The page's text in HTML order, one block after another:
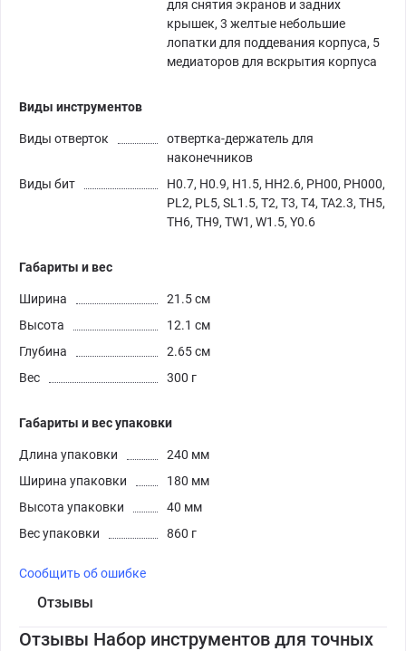
для снятия экранов и задних
крышек, 3 желтые небольшие
лопатки для поддевания корпуса, 5
медиаторов для вскрытия корпуса
Виды инструментов
Виды отверток
отвертка-держатель для
наконечников
Виды бит
H0.7, H0.9, H1.5, HH2.6, PH00, PH000,
PL2, PL5, SL1.5, T2, T3, T4, TA2.3, TH5,
TH6, TH9, TW1, W1.5, Y0.6
Габариты и вес
Ширина
21.5 см
Высота
12.1 см
Глубина
2.65 см
Вес
300 г
Габариты и вес упаковки
Длина упаковки
240 мм
Ширина упаковки
180 мм
Высота упаковки
40 мм
Вес упаковки
860 г
Сообщить об ошибке
Отзывы
Отзывы Набор инструментов для точных